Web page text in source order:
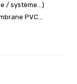
/ système…)
PVC…